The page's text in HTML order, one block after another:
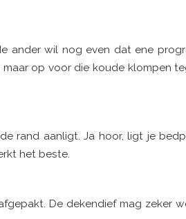
ander wil nog even dat ene
op voor die koude klompen
rand aanligt. Ja hoor, ligt je
het beste.
De dekendief mag zeker